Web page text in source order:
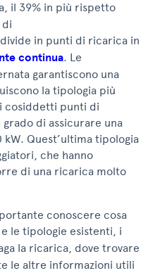
il 39% in più rispetto
di
in punti di ricarica in
continua. Le
garantiscono una
la tipologia più
cosiddetti punti di
di assicurare una
Quest’ultima tipologia
che hanno
di una ricarica molto
conoscere cosa
e le tipologie esistenti, i
la ricarica, dove trovare
le altre informazioni utili